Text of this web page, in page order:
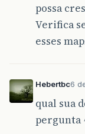
possa
Verifica
esses
Hebertbc6
qual sua
pergunta